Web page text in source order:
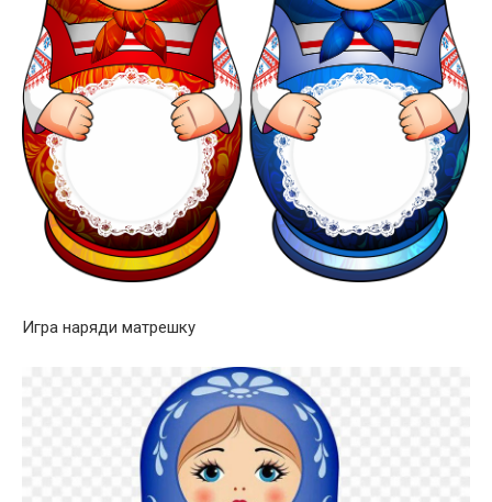
Игра наряди матрешку